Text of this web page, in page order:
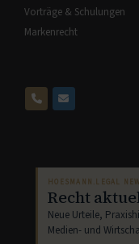
Vorträge & Schulungen
Markenrecht
HOESMANN.LEGAL
Recht
Neue Urteile,
Medien- und